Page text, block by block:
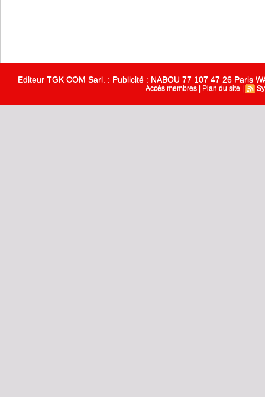
Editeur TGK COM Sarl. : Publicité : NABOU 77 107 47 26 Paris
Accès membres Plan du site